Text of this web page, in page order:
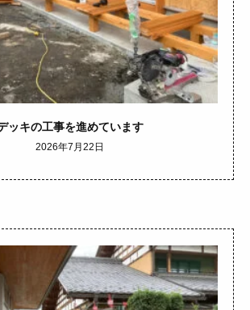
ッキの工事を進めています
2026年7月22日